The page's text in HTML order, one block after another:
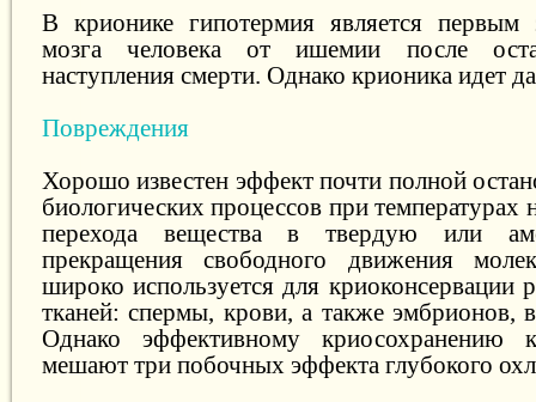
В крионике гипотермия является
мозга человека от ишемии после
наступления смерти. Однако крионика идет
Повреждения
Хорошо известен эффект почти полной
биологических процессов при температурах
перехода вещества в твердую или
прекращения свободного движения
широко используется для криоконсервации
тканей: спермы, крови, а также эмбрионов,
Однако эффективному криосохранению
мешают три побочных эффекта глубокого